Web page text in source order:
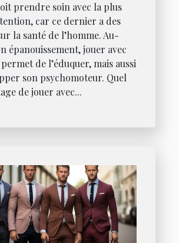
prendre soin avec la plus
car ce dernier a des
la santé de l’homme. Au-
épanouissement, jouer avec
de l’éduquer, mais aussi
son psychomoteur. Quel
de jouer avec...